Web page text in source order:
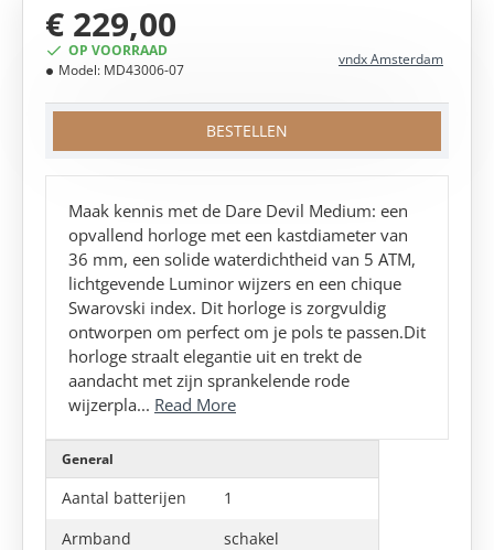
OP VOORRAAD
Model: MD43006-07
vndx Amsterdam
€ 229,00
BESTELLEN
Maak kennis met de Dare Devil Medium: een
opvallend horloge met een kastdiameter van
36 mm, een solide waterdichtheid van 5 ATM,
lichtgevende Luminor wijzers en een chique
Swarovski index. Dit horloge is zorgvuldig
ontworpen om perfect om je pols te passen.Dit
horloge straalt elegantie uit en trekt de
aandacht met zijn sprankelende rode
wijzerpla... Read More
General
Aantal batterijen
1
Armband
schakel